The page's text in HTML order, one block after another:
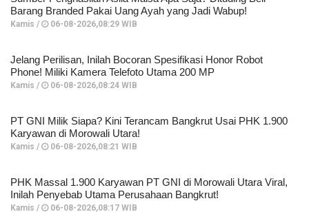
Barang Branded Pakai Uang Ayah yang Jadi Wabup!
Kamis / 06-08-2026,08:29 WIB
Jelang Perilisan, Inilah Bocoran Spesifikasi Honor Robot
Phone! Miliki Kamera Telefoto Utama 200 MP
Kamis / 06-08-2026,08:24 WIB
PT GNI Milik Siapa? Kini Terancam Bangkrut Usai PHK 1.900
Karyawan di Morowali Utara!
Kamis / 06-08-2026,08:21 WIB
PHK Massal 1.900 Karyawan PT GNI di Morowali Utara Viral,
Inilah Penyebab Utama Perusahaan Bangkrut!
Kamis / 06-08-2026,08:17 WIB